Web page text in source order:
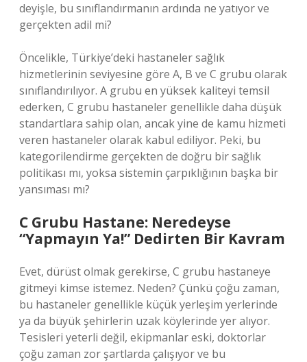
deyişle, bu sınıflandırmanın ardında ne yatıyor ve
gerçekten adil mi?
Öncelikle, Türkiye’deki hastaneler sağlık
hizmetlerinin seviyesine göre A, B ve C grubu olarak
sınıflandırılıyor. A grubu en yüksek kaliteyi temsil
ederken, C grubu hastaneler genellikle daha düşük
standartlara sahip olan, ancak yine de kamu hizmeti
veren hastaneler olarak kabul ediliyor. Peki, bu
kategorilendirme gerçekten de doğru bir sağlık
politikası mı, yoksa sistemin çarpıklığının başka bir
yansıması mı?
C Grubu Hastane: Neredeyse
“Yapmayın Ya!” Dedirten Bir Kavram
Evet, dürüst olmak gerekirse, C grubu hastaneye
gitmeyi kimse istemez. Neden? Çünkü çoğu zaman,
bu hastaneler genellikle küçük yerleşim yerlerinde
ya da büyük şehirlerin uzak köylerinde yer alıyor.
Tesisleri yeterli değil, ekipmanlar eski, doktorlar
çoğu zaman zor şartlarda çalışıyor ve bu